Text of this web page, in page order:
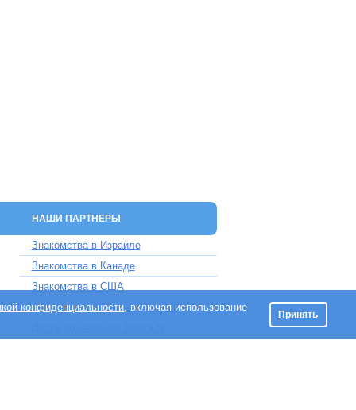
НАШИ ПАРТНЕРЫ
Знакомства в Израиле
Знакомства в Канаде
Знакомства в США
Знакомства в Великобритании
конфиденциальности, включая использование
Принять